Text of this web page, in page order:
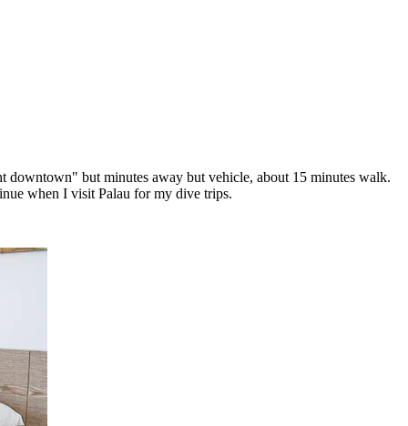
downtown" but minutes away but vehicle, about 15 minutes walk.
when I visit Palau for my dive trips.